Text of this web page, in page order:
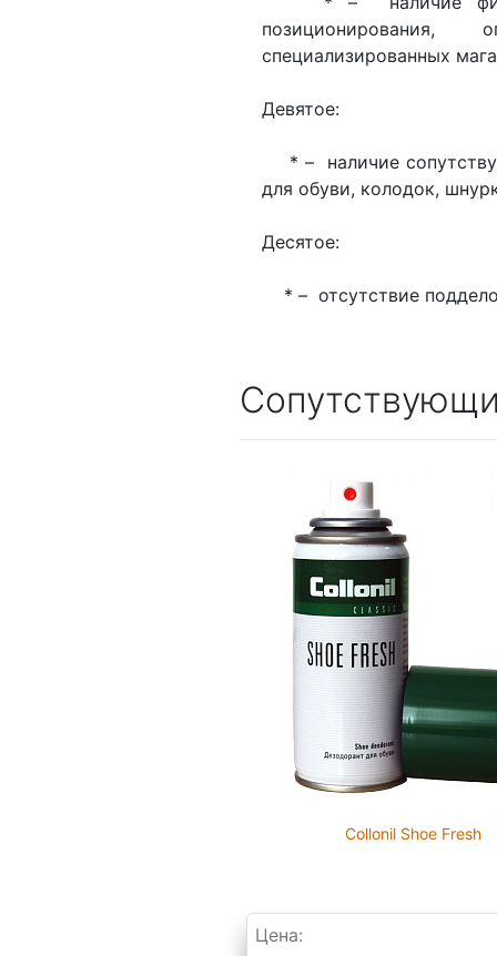
специализированных
Девятое:
* – наличие
для обуви, колодок,
Десятое:
* – отсутствие
Collonil Shoe Fresh
Цена: